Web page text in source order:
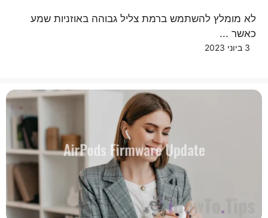
לא מומלץ להשתמש ברמת צליל גבוהה באוזניות שמע
כאשר ...
3 ביוני 2023